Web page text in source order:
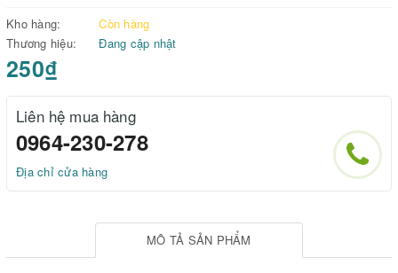
Kho hàng:
Còn hàng
Thương hiệu:
Đang cập nhật
250₫
Liên hệ mua hàng
0964-230-278
Địa chỉ cửa hàng
MÔ TẢ SẢN PHẨM